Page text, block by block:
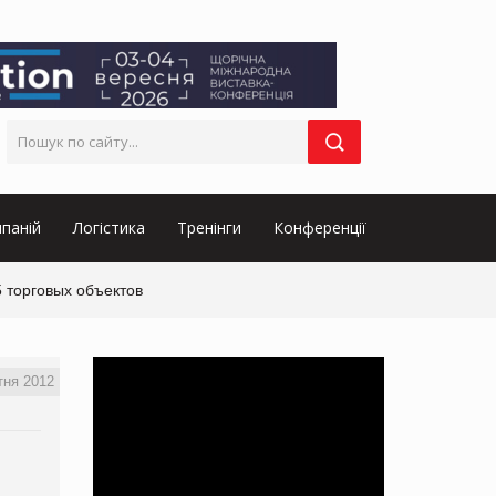
Логістика Тренінги Конференції
объектов
2012